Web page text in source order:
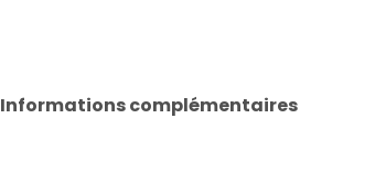
Informations complémentaires